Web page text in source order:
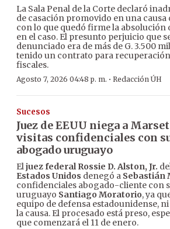
La Sala Penal de la Corte declaró
de casación promovido en una causa
con lo que quedó firme la absolución
en el caso. El presunto perjuicio que
denunciado era de más de G. 3.500
tenido un contrato para
fiscales.
Agosto 7, 2026 04:48 p. m. · Redacción ÚH
Sucesos
Juez de EEUU niega a Marset
visitas confidenciales con
abogado uruguayo
Eljuez federal Rossie D. Alston, Jr.
Estados Unidos denegó a Sebastián
confidenciales abogado-cliente con
uruguayo Santiago Moratorio, ya
equipo de defensa estadounidense,
la causa. El procesado está preso,
que comenzará el 11 de enero.